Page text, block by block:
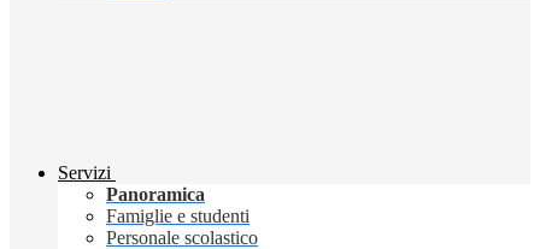
Servizi
Panoramica
Famiglie e studenti
Personale scolastico